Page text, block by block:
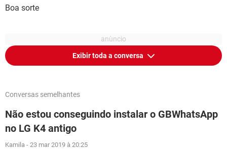
Boa sorte
Exibir toda a conversa
Conversas semelhantes
Não estou conseguindo instalar o GBWhatsApp
no LG K4 antigo
Kamila - 23 mar 2019 à 20:25